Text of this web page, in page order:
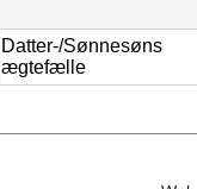
Datter-/Sønnesøns
ægtefælle